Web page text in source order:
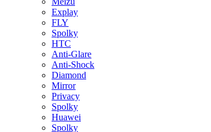
Explay
FLY
Spolky
HTC
Anti-Glare
Anti-Shock
Diamond
Mirror
Privacy
Spolky
Huawei
Spolky